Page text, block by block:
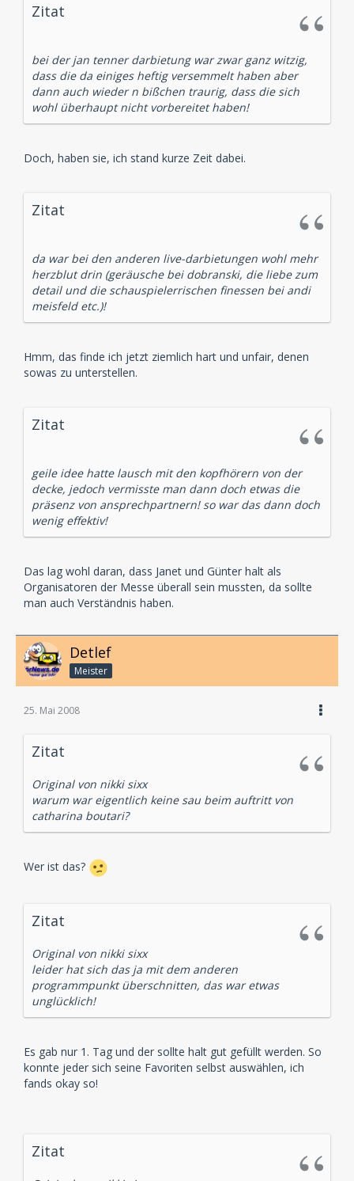
Zitat
bei der jan tenner darbietung war zwar ganz witzig,
dass die da einiges heftig versemmelt haben aber
dann auch wieder n bißchen traurig, dass die sich
wohl überhaupt nicht vorbereitet haben!
Doch, haben sie, ich stand kurze Zeit dabei.
Zitat
da war bei den anderen live-darbietungen wohl mehr
herzblut drin (geräusche bei dobranski, die liebe zum
detail und die schauspielerrischen finessen bei andi
meisfeld etc.)!
Hmm, das finde ich jetzt ziemlich hart und unfair, denen
sowas zu unterstellen.
Zitat
geile idee hatte lausch mit den kopfhörern von der
decke, jedoch vermisste man dann doch etwas die
präsenz von ansprechpartnern! so war das dann doch
wenig effektiv!
Das lag wohl daran, dass Janet und Günter halt als
Organisatoren der Messe überall sein mussten, da sollte
man auch Verständnis haben.
Detlef
Meister
25. Mai 2008
Zitat
Original von nikki sixx
warum war eigentlich keine sau beim auftritt von
catharina boutari?
Wer ist das?
Zitat
Original von nikki sixx
leider hat sich das ja mit dem anderen
programmpunkt überschnitten, das war etwas
unglücklich!
Es gab nur 1. Tag und der sollte halt gut gefüllt werden. So
konnte jeder sich seine Favoriten selbst auswählen, ich
fands okay so!
Zitat